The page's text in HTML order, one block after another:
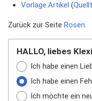
Vorlage:Artikel (
Zurück zur Seite Rosen.
HALLO, liebes
Ich habe einen
Ich habe einen
Ich möchte ein